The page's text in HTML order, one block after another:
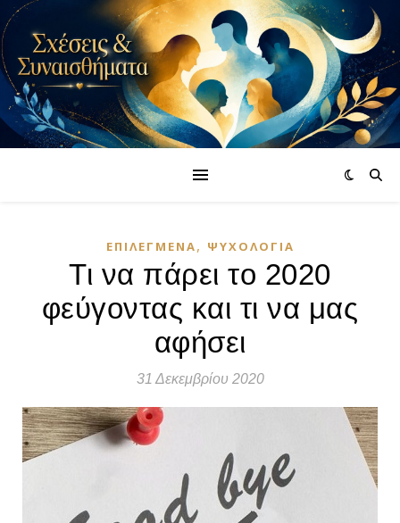
ΕΠΙΛΕΓΜΈΝΑ, ΨΥΧΟΛΟΓΊΑ
Τι να πάρει το 2020
φεύγοντας και τι να μας
αφήσει
31 Δεκεμβρίου 2020